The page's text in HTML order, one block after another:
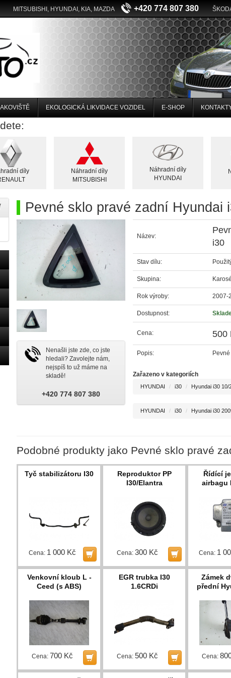
MITSUBISHI, HYUNDAI, KIA, MAZDA +420 774 807 380
EKOLOGICKÁ LIKVIDACE VOZIDEL E-SHOP
díly
Náhradní díly
MITSUBISHI
Náhradní díly
HYUNDAI
Pevné sklo pravé zadní Hyundai
Nenašli jste zde, co jste
hledali? Zavolejte nám,
nejspíš to už máme na
skladě!
+420 774 807 380
Název:
i30
Stav dílu:
Skupina:
Rok výroby: 2007-
Dostupnost:
Cena: 500
Popis:
Zařazeno v kategoriích
HYUNDAI i30 Hyundai i30 10/
HYUNDAI i30 Hyundai i30
Podobné produkty jako Pevné sklo pravé
Tyč stabilizátoru I30
Cena: 1 000 Kč
Reproduktor PP
I30/Elantra
Cena:300 Kč
Řídící
airbagu
Cena: 1
Venkovní kloub L -
Ceed (s ABS)
Cena: 700 Kč
EGR trubka I30
1.6CRDi
Cena:500 Kč
Zámek
přední
Cena: